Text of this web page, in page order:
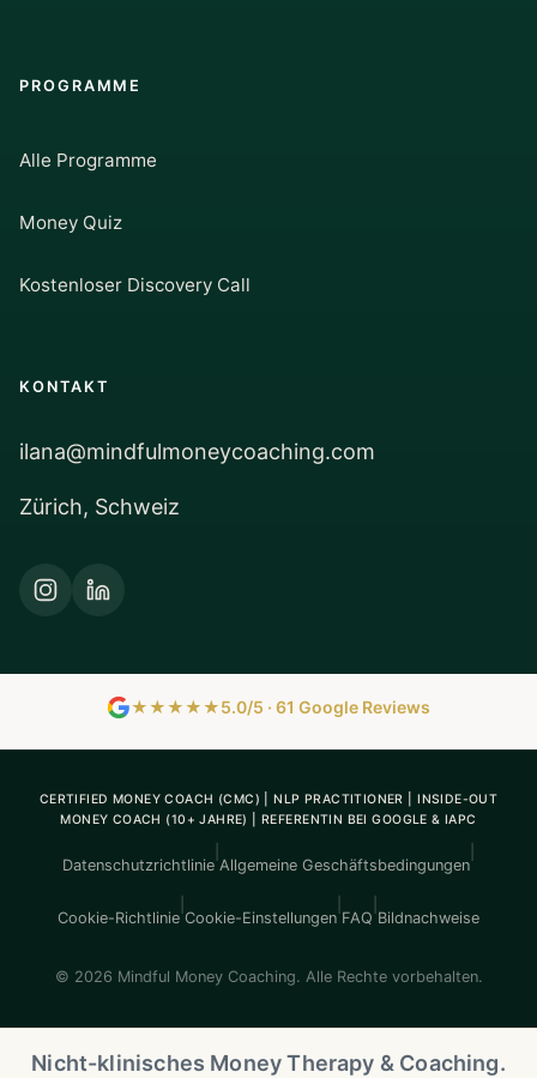
PROGRAMME
Alle Programme
Money Quiz
Kostenloser Discovery Call
KONTAKT
ilana@mindfulmoneycoaching.com
Zürich, Schweiz
★★★★★5.0/5 · 61 Google Reviews
CERTIFIED MONEY COACH (CMC) | NLP PRACTITIONER | INSIDE-OUT
MONEY COACH (10+ JAHRE) | REFERENTIN BEI GOOGLE & IAPC
Datenschutzrichtlinie Allgemeine Geschäftsbedingungen
Cookie-Richtlinie Cookie-Einstellungen FAQ Bildnachweise
© 2026 Mindful Money Coaching. Alle Rechte vorbehalten.
Nicht-klinisches Money Therapy & Coaching.